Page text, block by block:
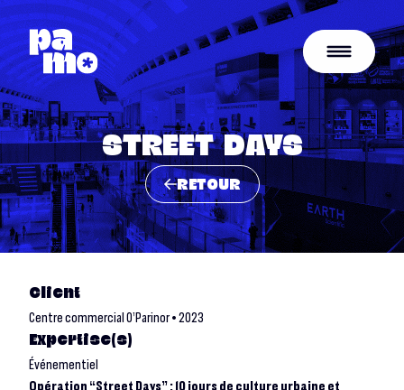
STREET DAYS
RETOUR
Client
Centre commercial O’Parinor • 2023
Expertise(s)
Événementiel
Opération “Street Days” : 10 jours de culture urbaine et